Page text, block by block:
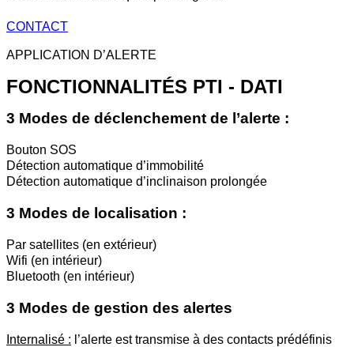
CONTACT
APPLICATION D’ALERTE
FONCTIONNALITÉS PTI - DATI
3 Modes de déclenchement de l’alerte :
Bouton SOS
Détection automatique d’immobilité
Détection automatique d’inclinaison prolongée
3 Modes de localisation :
Par satellites (en extérieur)
Wifi (en intérieur)
Bluetooth (en intérieur)
3 Modes de gestion des alertes
Internalisé : l’alerte est transmise à des contacts prédéfinis